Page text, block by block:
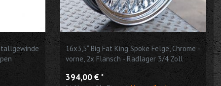
Scooter
16x3,5“ Big Fat King Spoke Felge, Chrome -
vorne, 2x Flansch - Radlager 3/4 Zoll
394,00 € *